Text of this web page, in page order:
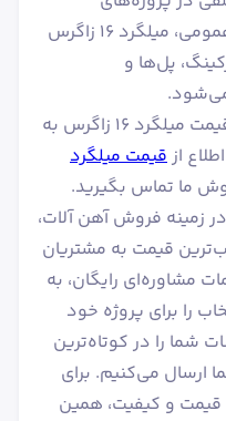
ساختمانی و پل‌ها دارد. به طور عمومی، میلگرد ۱۶ زاگرس
پل‌ها و
با توجه به نوسانات بازار فولاد، قیمت میلگرد ۱۶ زاگرس به
ازقیمت میلگرد
ما تماس بگیرید.
زمینه فروش آهن آلات،
قیمت به مشتریان
مشاوره‌ای رایگان، به
را برای پروژه خود
شما را در کوتاه‌ترین
ارسال می‌کنیم. برای
بهترین قیمت و کیفیت، همین